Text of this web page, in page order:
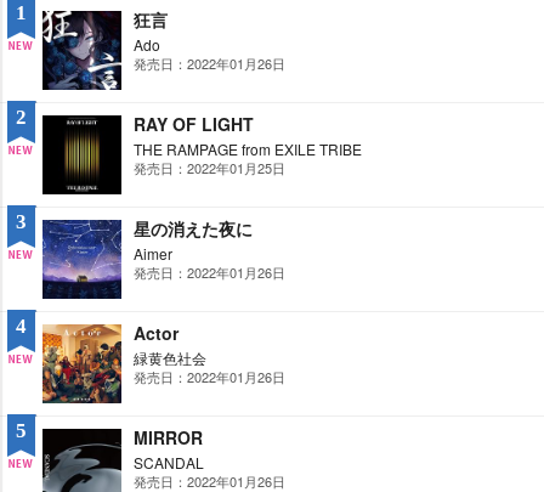
1
W
狂言
Ado
発売日：2022年01月26日
2
W
RAY OF LIGHT
THE RAMPAGE from EXILE TRIBE
発売日：2022年01月25日
3
W
星の消えた夜に
Aimer
発売日：2022年01月26日
4
W
Actor
緑黄色社会
発売日：2022年01月26日
5 MIRROR
SCANDAL
発売日：2022年01月26日